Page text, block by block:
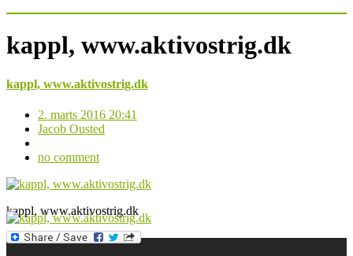
kappl, www.aktivostrig.dk
kappl, www.aktivostrig.dk
2. marts 2016 20:41
Jacob Ousted
no comment
kappl, www.aktivostrig.dk